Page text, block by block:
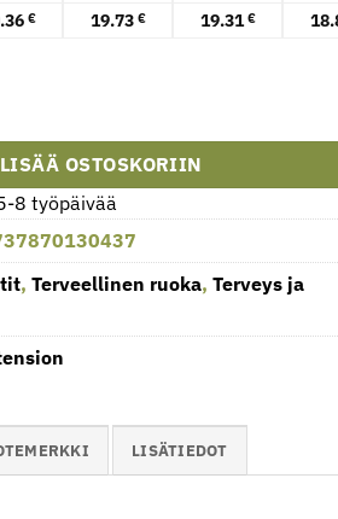
€ 19.73 € 19.31 €
LISÄÄ OSTOSKORIIN
8 työpäivää
,Terveellinen ruoka,Terveys ja
LISÄTIEDOT